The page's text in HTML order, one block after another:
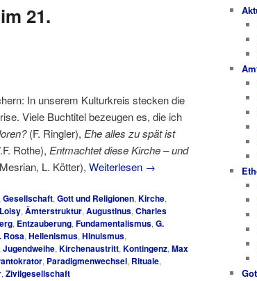
21.
In unserem Kulturkreis stecken die
Viele Buchtitel bezeugen es, die ich
(F. Ringler), Ehe alles zu spät ist
Rothe), Entmachtet diese Kirche – und
L. Kötter), Weiterlesen →
Gesellschaft, Gott und Religionen, Kirche,
, Ämterstruktur, Augustinus, Charles
, Entzauberung, Fundamentalismus, G.
Rosa, Hellenismus, Hinuismus,
Jugendweihe, Kirchenaustritt, Kontingenz, Max
, Paradigmenwechsel, Rituale,
, Zivilgesellschaft